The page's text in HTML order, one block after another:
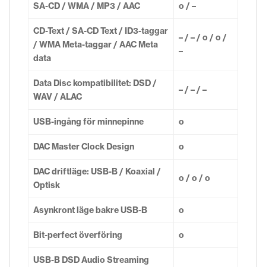
SA-CD / WMA / MP3 / AAC
o / –
CD-Text / SA-CD Text / ID3-taggar
/ WMA Meta-taggar / AAC Meta
data
– / – / o / o /
–
Data Disc kompatibilitet: DSD /
WAV / ALAC
– / – / –
USB-ingång för minnepinne o
DAC Master Clock Design o
DAC driftläge: USB-B / Koaxial /
Optisk
o / o / o
Asynkront läge bakre USB-B o
Bit-perfect överföring o
USB-B DSD Audio Streaming